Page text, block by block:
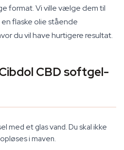
format. Vi ville vælge dem til
flaske olie stående
du vil have hurtigere resultat.
CBD softgel-
med et glas vand. Du skal ikke
i maven.